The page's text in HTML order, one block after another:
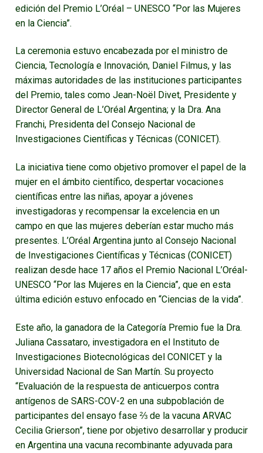
edición del Premio L’Oréal – UNESCO “Por las Mujeres
en la Ciencia”.
La ceremonia estuvo encabezada por el ministro de
Ciencia, Tecnología e Innovación, Daniel Filmus, y las
máximas autoridades de las instituciones participantes
del Premio, tales como Jean-Noël Divet, Presidente y
Director General de L’Oréal Argentina; y la Dra. Ana
Franchi, Presidenta del Consejo Nacional de
Investigaciones Científicas y Técnicas (CONICET).
La iniciativa tiene como objetivo promover el papel de la
mujer en el ámbito científico, despertar vocaciones
científicas entre las niñas, apoyar a jóvenes
investigadoras y recompensar la excelencia en un
campo en que las mujeres deberían estar mucho más
presentes. L’Oréal Argentina junto al Consejo Nacional
de Investigaciones Científicas y Técnicas (CONICET)
realizan desde hace 17 años el Premio Nacional L’Oréal-
UNESCO “Por las Mujeres en la Ciencia”, que en esta
última edición estuvo enfocado en “Ciencias de la vida”.
Este año, la ganadora de la Categoría Premio fue la Dra.
Juliana Cassataro, investigadora en el Instituto de
Investigaciones Biotecnológicas del CONICET y la
Universidad Nacional de San Martín. Su proyecto
“Evaluación de la respuesta de anticuerpos contra
antígenos de SARS-COV-2 en una subpoblación de
participantes del ensayo fase ⅔ de la vacuna ARVAC
Cecilia Grierson”, tiene por objetivo desarrollar y producir
en Argentina una vacuna recombinante adyuvada para